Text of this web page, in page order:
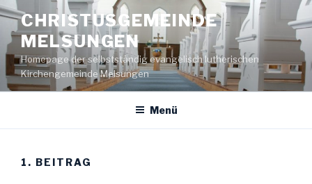
Zum
Inhalt
springen
CHRISTUSGEMEINDE
MELSUNGEN
Homepage der selbstständig evangelisch lutherischen
Kirchengemeinde Melsungen
Menü
1. BEITRAG